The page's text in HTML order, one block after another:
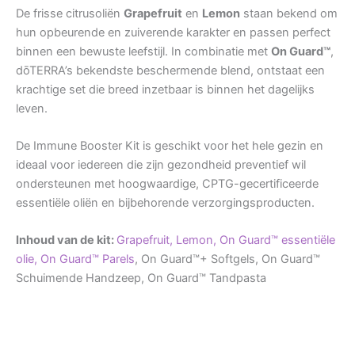
De frisse citrusoliën Grapefruit en Lemon staan bekend om
hun opbeurende en zuiverende karakter en passen perfect
binnen een bewuste leefstijl. In combinatie met On Guard™,
dōTERRA’s bekendste beschermende blend, ontstaat een
krachtige set die breed inzetbaar is binnen het dagelijks
leven.
De Immune Booster Kit is geschikt voor het hele gezin en
ideaal voor iedereen die zijn gezondheid preventief wil
ondersteunen met hoogwaardige, CPTG-gecertificeerde
essentiële oliën en bijbehorende verzorgingsproducten.
Inhoud van de kit: Grapefruit, Lemon, On Guard™ essentiële
olie, On Guard™ Parels, On Guard™+ Softgels, On Guard™
Schuimende Handzeep, On Guard™ Tandpasta